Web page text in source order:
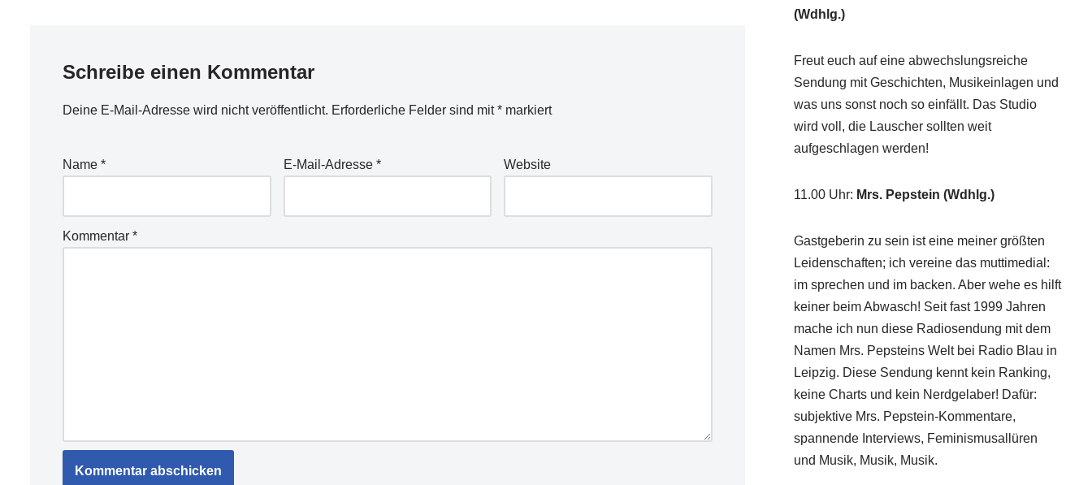
Schreibe einen Kommentar
Deine E-Mail-Adresse wird nicht veröffentlicht. Erforderliche Felder sind mit* markiert
Name * E-Mail-Adresse * Website
Kommentar *
(Wdhlg.)
Freut euch auf eine abwechslungsreiche
Sendung mit Geschichten, Musikeinlagen und
was uns sonst noch so einfällt. Das Studio
wird voll, die Lauscher sollten weit
aufgeschlagen werden!
11.00 Uhr: Mrs. Pepstein (Wdhlg.)
Gastgeberin zu sein ist eine meiner größten
Leidenschaften; ich vereine das muttimedial:
im sprechen und im backen. Aber wehe es hilft
keiner beim Abwasch! Seit fast 1999 Jahren
mache ich nun diese Radiosendung mit dem
Namen Mrs. Pepsteins Welt bei Radio Blau in
Leipzig. Diese Sendung kennt kein Ranking,
keine Charts und kein Nerdgelaber! Dafür:
subjektive Mrs. Pepstein-Kommentare,
spannende Interviews, Feminismusallüren
und Musik, Musik, Musik.